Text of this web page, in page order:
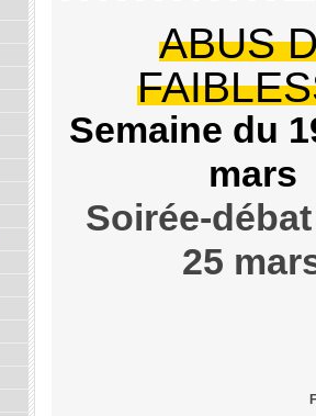
ABUS
Semaine du
mars
Soirée-
25